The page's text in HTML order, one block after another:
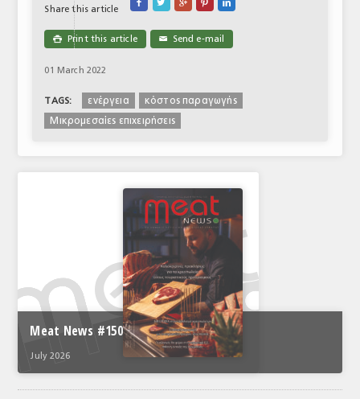
Share this article
    
 Print this article ✉ Send e-mail
01 March 2022
TAGS: ενέργεια
κόστος παραγωγής
Μικρομεσαίες επιχειρήσεις
Meat News #150
July 2026